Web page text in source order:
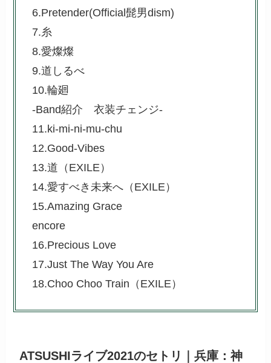
6.Pretender(Official髭男dism)
7.糸
8.愛燦燦
9.道しるべ
10.輪廻
-Band紹介 衣装チェンジ-
11.ki-mi-ni-mu-chu
12.Good-Vibes
13.道（EXILE）
14.愛すべき未来へ（EXILE）
15.Amazing Grace
encore
16.Precious Love
17.Just The Way You Are
18.Choo Choo Train（EXILE）
ATSUSHIライブ2021のセトリ｜兵庫：神